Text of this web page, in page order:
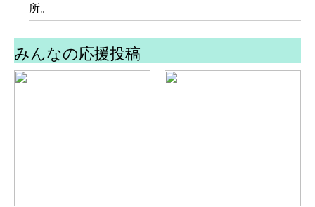
所。
みんなの応援投稿